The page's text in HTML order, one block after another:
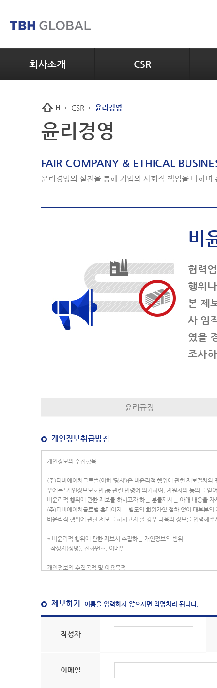
회사소개 CSR
H CSR 윤리경영
윤리경영
FAIR COMPANY & ETHICAL
윤리경영의 실천을 통해 기업의 사회적 책임을 다하
비
협력
행위
본 제
사 임
였을
조사
윤리규정
개인정보취급방침
제보하기 이름을 입력하지 않으시면 익명처리 됩니다.
작성자
이메일